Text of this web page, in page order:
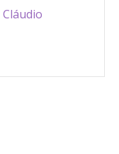
Cláudio